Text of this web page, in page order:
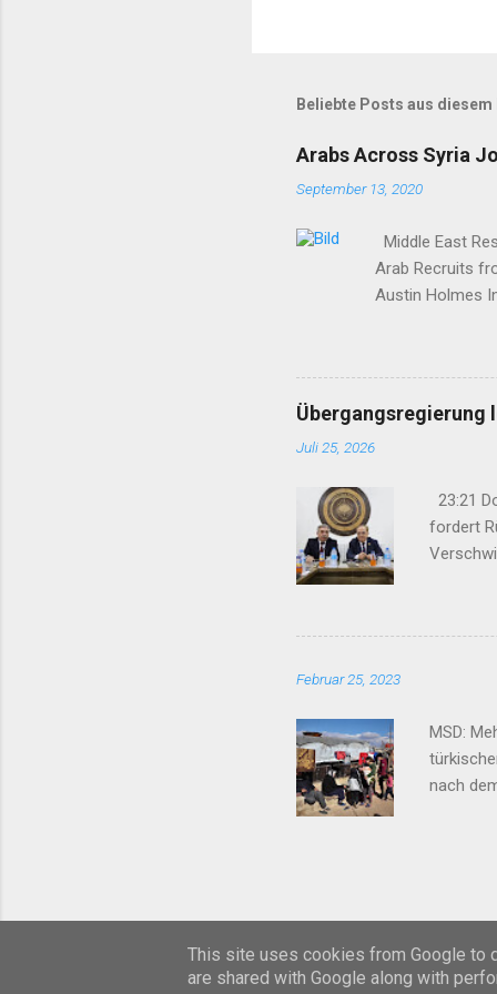
Beliebte Posts aus diesem
Arabs Across Syria
September 13, 2020
Middle East
Arab Recruits
Austin Holmes
Syria to turn
Yekîtiya
—which set up
Surrounded by
Übergangsregierung
Juli 25, 2026
23:21
fordert
Februar 25, 2023
MSD:
nach
This site uses cookies from Google to
are shared with Google along with